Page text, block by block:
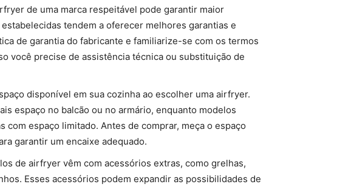
de uma marca respeitável pode garantir maior
tendem a oferecer melhores garantias e
de garantia do fabricante e familiarize-se com os termos
você precise de assistência técnica ou substituição de
disponível em sua cozinha ao escolher uma airfryer.
espaço no balcão ou no armário, enquanto modelos
com espaço limitado. Antes de comprar, meça o espaço
garantir um encaixe adequado.
de airfryer vêm com acessórios extras, como grelhas,
Esses acessórios podem expandir as possibilidades de